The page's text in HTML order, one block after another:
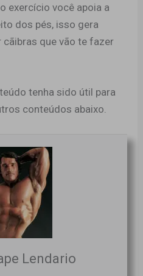
exercício você apoia a
dos pés, isso gera
cãibras que vão te fazer
tenha sido útil para
conteúdos abaixo.
Lendario